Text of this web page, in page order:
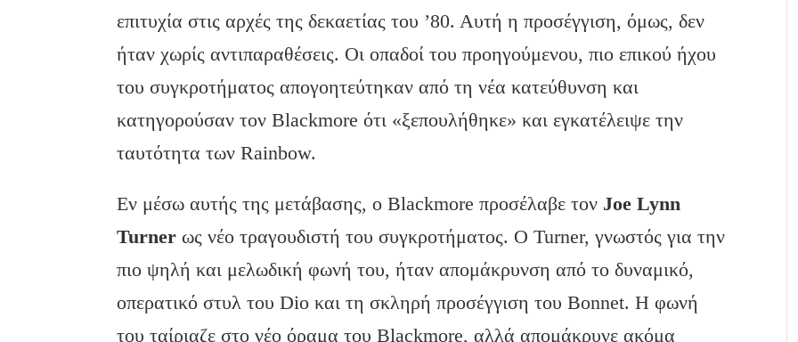
επιτυχία στις αρχές της δεκαετίας του ’80. Αυτή η προσέγγιση, όμως, δεν
ήταν χωρίς αντιπαραθέσεις. Οι οπαδοί του προηγούμενου, πιο επικού ήχου
του συγκροτήματος απογοητεύτηκαν από τη νέα κατεύθυνση και
κατηγορούσαν τον Blackmore ότι «ξεπουλήθηκε» και εγκατέλειψε την
ταυτότητα των Rainbow.
Εν μέσω αυτής της μετάβασης, ο Blackmore προσέλαβε τον Joe Lynn
Turner ως νέο τραγουδιστή του συγκροτήματος. Ο Turner, γνωστός για την
πιο ψηλή και μελωδική φωνή του, ήταν απομάκρυνση από το δυναμικό,
οπερατικό στυλ του Dio και τη σκληρή προσέγγιση του Bonnet. Η φωνή
του ταίριαζε στο νέο όραμα του Blackmore, αλλά απομάκρυνε ακόμα